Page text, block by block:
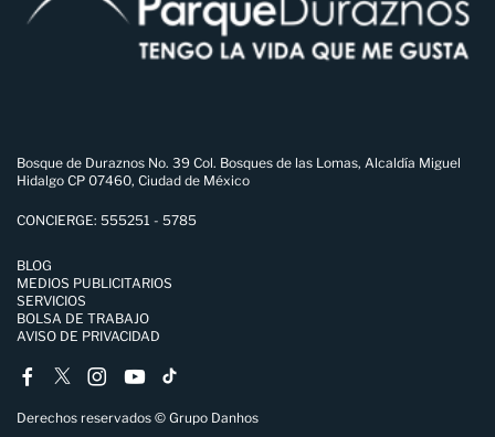
Bosque de Duraznos No. 39 Col. Bosques de las Lomas, Alcaldía Miguel
Hidalgo CP 07460, Ciudad de México
CONCIERGE: 555251 - 5785
BLOG
MEDIOS PUBLICITARIOS
SERVICIOS
BOLSA DE TRABAJO
AVISO DE PRIVACIDAD
Derechos reservados © Grupo Danhos